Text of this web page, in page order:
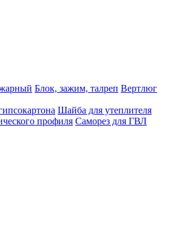
Блок, зажим, талреп Вертлюг
Шайба для утеплителя
профиля Саморез для ГВЛ